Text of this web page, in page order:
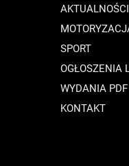
AKTUALNOŚCI
SPORT
OGŁOSZENIA
WYDANIA PDF
KONTAKT